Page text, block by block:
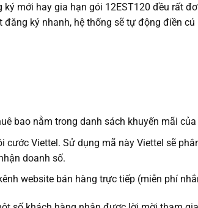
mới hay gia hạn gói 12EST120 đều rất
ký nhanh, hệ thống sẽ tự động điền
bao nằm trong danh sách khuyến mãi của
Viettel. Sử dụng mã này Viettel sẽ
doanh số.
website bán hàng trực tiếp (miễn phí